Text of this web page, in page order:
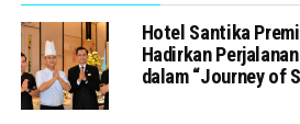
Hotel Santika
Hadirkan
dalam “Journey of